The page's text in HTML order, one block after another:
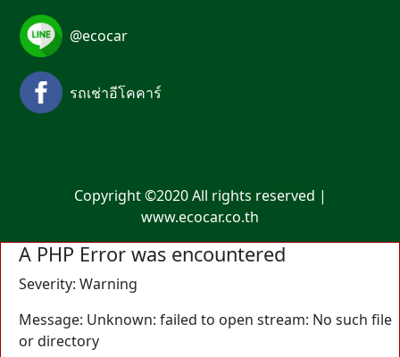
@ecocar
รถเช่าอีโคคาร์
Copyright ©2020 All rights reserved |
www.ecocar.co.th
A PHP Error was encountered
Severity: Warning
Message: Unknown: failed to open stream: No such file
or directory